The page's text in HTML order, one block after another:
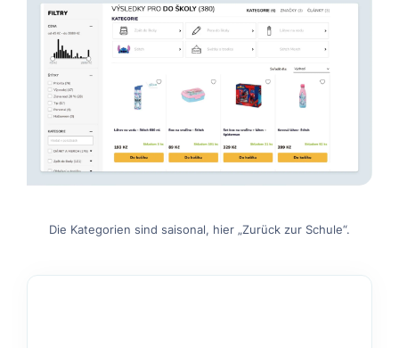
Die Kategorien sind saisonal, hier „Zurück zur Schule“.